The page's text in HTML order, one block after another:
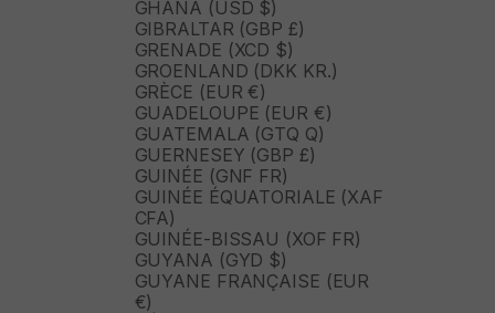
GHANA (USD $)
GIBRALTAR (GBP £)
GRENADE (XCD $)
GROENLAND (DKK KR.)
GRÈCE (EUR €)
GUADELOUPE (EUR €)
GUATEMALA (GTQ Q)
GUERNESEY (GBP £)
GUINÉE (GNF FR)
GUINÉE ÉQUATORIALE (XAF
CFA)
GUINÉE-BISSAU (XOF FR)
GUYANA (GYD $)
GUYANE FRANÇAISE (EUR
€)